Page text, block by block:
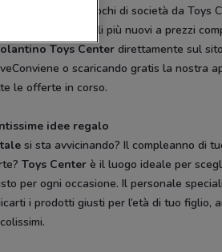
ai classici giochi di società da Toys
tutti i giocattoli più nuovi a prezzi
Toys Center direttamente sul sito
o scaricando gratis la nostra
le offerte in corso.
idee regalo
si sta avvicinando? Il compleanno di
Toys Center è il luogo ideale per
per ogni occasione. Il personale
i prodotti giusti per l’età di tuo figlio,